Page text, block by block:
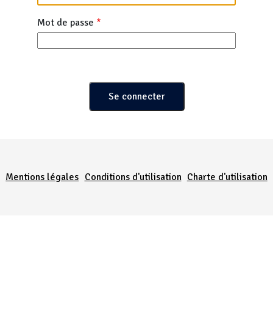
Mot de passe
Mentions légales Conditions d'utilisation Charte d'utilisation